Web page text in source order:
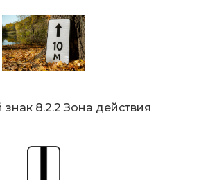
8.2.2 Зона действия